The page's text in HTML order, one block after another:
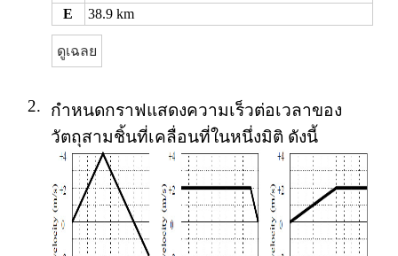
E
38.9 km
ดูเฉลย
2.
กำหนดกราฟแสดงความเร็วต่อเวลาของ
วัตถุสามชิ้นที่เคลื่อนที่ในหนึ่งมิติ ดังนี้